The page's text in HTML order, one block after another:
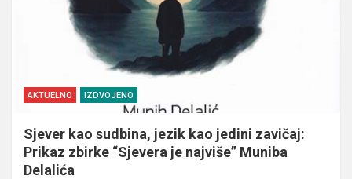
AKTUELNO IZDVOJENO
Sjever kao sudbina, jezik kao jedini zavičaj:
Prikaz zbirke “Sjevera je najviše” Muniba
Delalića